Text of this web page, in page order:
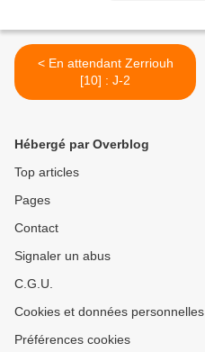
< En attendant Zerriouh
[10] : J-2
Hébergé par Overblog
Top articles
Pages
Contact
Signaler un abus
C.G.U.
Cookies et données personnelles
Préférences cookies